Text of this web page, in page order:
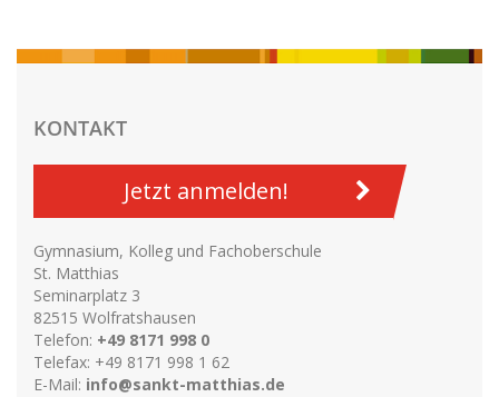
KONTAKT
Jetzt anmelden!
Gymnasium, Kolleg und Fachoberschule
St. Matthias
Seminarplatz 3
82515 Wolfratshausen
Telefon: +49 8171 998 0
Telefax: +49 8171 998 1 62
E-Mail: info@sankt-matthias.de